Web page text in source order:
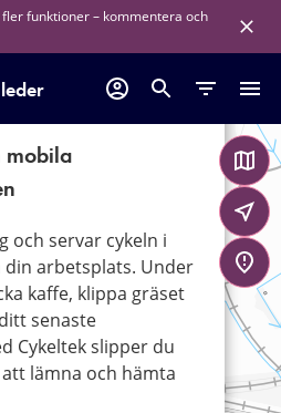
funktioner – kommentera och
mobila
och servar cykeln i
arbetsplats. Under
kaffe, klippa gräset
senaste
Cykeltek slipper du
lämna och hämta